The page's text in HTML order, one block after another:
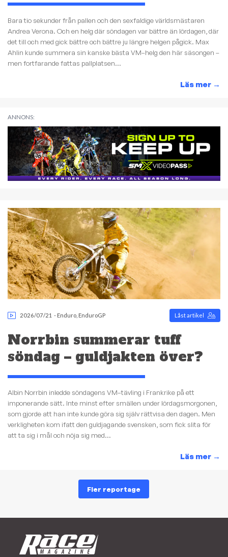
Bara tio sekunder från pallen och den sexfaldige världsmästaren
Andrea Verona. Och en helg där söndagen var bättre än lördagen, där
det till och med gick bättre och bättre ju längre helgen pågick. Max
Ahlin kunde summera sin kanske bästa VM–helg den här säsongen –
men fortfarande fattas pallplatsen...
Läs mer →
ANNONS:
2026/07/21 - Enduro EnduroGP Låst artikel
Norrbin summerar tuff
söndag – guldjakten över?
Albin Norrbin inledde söndagens VM–tävling i Frankrike på ett
imponerande sätt. Inte minst efter smällen under lördagsmorgonen,
som gjorde att han inte kunde göra sig själv rättvisa den dagen. Men
verkligheten kom ifatt den guldjagande svensken, som fick slita för
att ta sig i mål och nöja sig med...
Läs mer →
Fler reportage